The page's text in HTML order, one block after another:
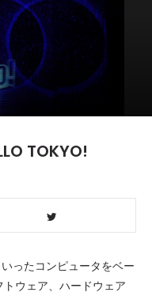
TOKYO!
いったコンピュータをベー
ウェア、ハードウェア